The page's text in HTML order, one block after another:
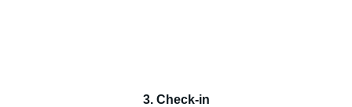
3. Check-in